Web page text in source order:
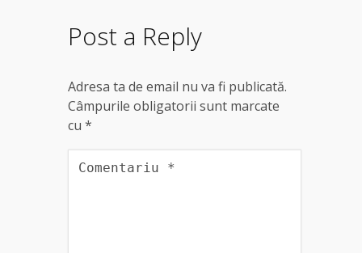
Post a Reply
Adresa ta de email nu va fi publicată.
Câmpurile obligatorii sunt marcate
cu *